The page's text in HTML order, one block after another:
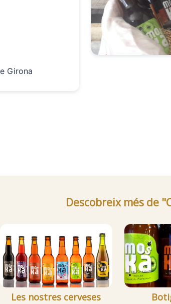
Girona
Descobreix més de
Les nostres cerveses